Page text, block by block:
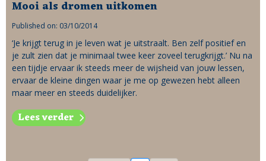
Mooi als dromen uitkomen
Published on: 03/10/2014
‘Je krijgt terug in je leven wat je uitstraalt. Ben zelf positief en
je zult zien dat je minimaal twee keer zoveel terugkrijgt.’ Nu na
een tijdje ervaar ik steeds meer de wijsheid van jouw lessen,
ervaar de kleine dingen waar je me op gewezen hebt alleen
maar meer en steeds duidelijker.
Lees verder